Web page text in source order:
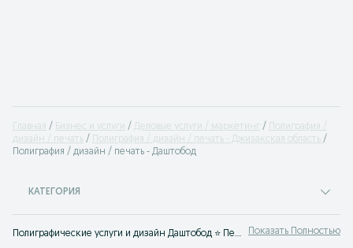
Главная Бизнес и услуги Деловые услуги / маркетинг
Полиграфия /
дизайн / печать
Полиграфия / дизайн / печать - Джизакская область
Полиграфия / дизайн / печать - Даштобод
КАТЕГОРИЯ
Полиграфические услуги и дизайн Даштобод ⭐ Печать визиток и баннеров, создание макетов и многое другое ☝ Найди подрядчиков просто с OLX.uz! Показать Полностью